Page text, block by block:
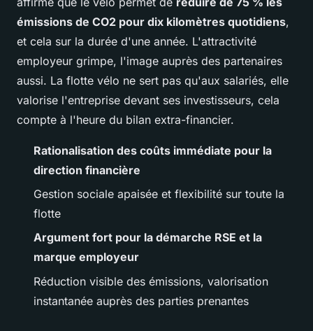
émissions de CO2 pour dix kilomètres quotidiens,
et cela sur la durée d'une année. L'attractivité
employeur grimpe, l'image auprès des partenaires
aussi. La flotte vélo ne sert pas qu'aux salariés, elle
valorise l'entreprise devant ses investisseurs, cela
compte à l'heure du bilan extra-financier.
Rationalisation des coûts immédiate pour la
direction financière
Gestion sociale apaisée et flexibilité sur toute la
flotte
Argument fort pour la démarche RSE et la
marque employeur
Réduction visible des émissions, valorisation
instantanée auprès des parties prenantes